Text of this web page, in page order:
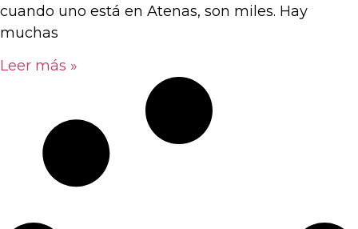
cuando uno está en Atenas, son miles. Hay
muchas
Leer más »